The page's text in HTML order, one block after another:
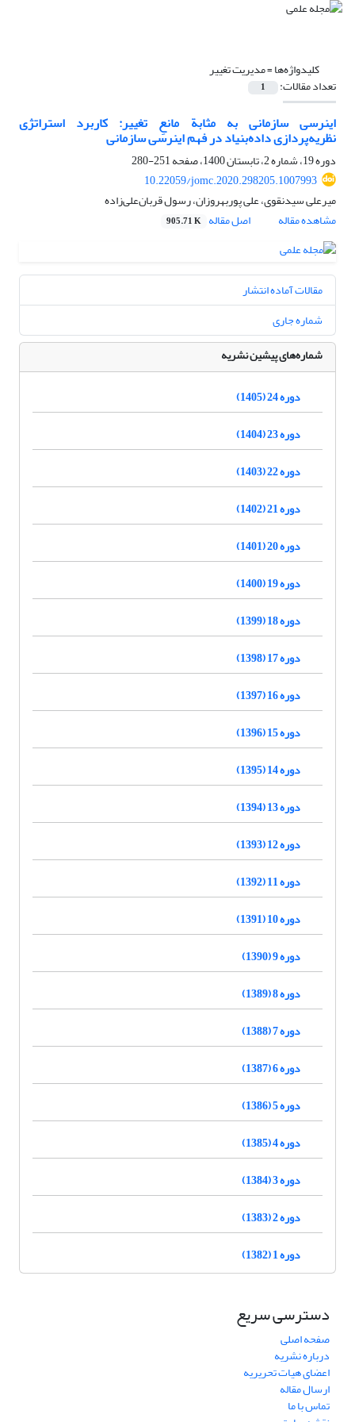
کلیدواژه‌ها =مدیریت تغییر
تعداد مقالات: 1
اینرسی سازمانی به مثابة مانعِ تغییر: کاربرد استراتژی
نظریه‌پردازی داده‌بنیاد در فهم اینرسی سازمانی
دوره 19، شماره 2، تابستان 1400، صفحه
251-280
10.22059/jomc.2020.298205.1007993
میرعلی سیدنقوی، علی پوربهروزان، رسول قربان‌علی‌زاده
مشاهده مقاله
اصل مقاله 905.71 K
مقالات آماده انتشار
شماره جاری
شماره‌های پیشین نشریه
دوره 24 (1405)
دوره 23 (1404)
دوره 22 (1403)
دوره 21 (1402)
دوره 20 (1401)
دوره 19 (1400)
دوره 18 (1399)
دوره 17 (1398)
دوره 16 (1397)
دوره 15 (1396)
دوره 14 (1395)
دوره 13 (1394)
دوره 12 (1393)
دوره 11 (1392)
دوره 10 (1391)
دوره 9 (1390)
دوره 8 (1389)
دوره 7 (1388)
دوره 6 (1387)
دوره 5 (1386)
دوره 4 (1385)
دوره 3 (1384)
دوره 2 (1383)
دوره 1 (1382)
دسترسی سریع
صفحه اصلی
درباره نشریه
اعضای هیات تحریریه
ارسال مقاله
تماس با ما